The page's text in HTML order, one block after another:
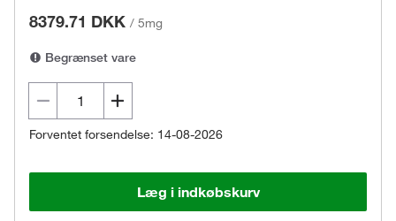
8379.71 DKK / 5mg
Begrænset vare
Forventet forsendelse: 14-08-2026
Læg i indkøbskurv